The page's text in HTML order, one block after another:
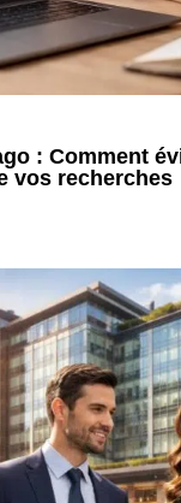
: Comment
vos recherches